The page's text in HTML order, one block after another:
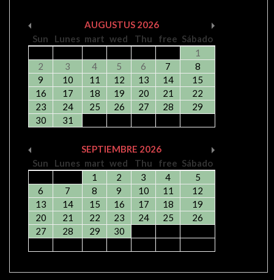
AUGUSTUS 2026
Sun
Lunes mart wed Thu free Sábado
1
2
3 4 5 6 7
8
9
10 11 12 13 14
15
16
17 18 19 20 21
22
23
24 25 26 27 28
29
30
31
SEPTIEMBRE 2026
Sun
Lunes mart wed Thu free Sábado
1
2 3 4
5
6
7 8 9 10 11
12
13
14 15 16 17 18
19
20
21 22 23 24 25
26
27
28 29 30